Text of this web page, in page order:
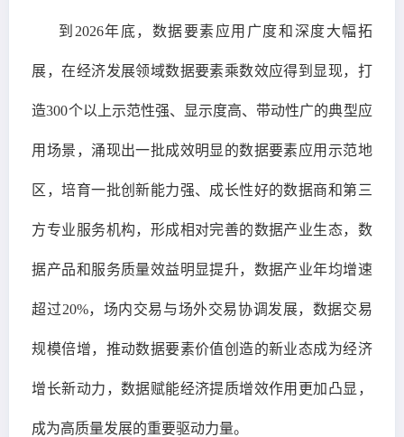
到2026年底，数据要素应用广度和深度大幅拓
展，在经济发展领域数据要素乘数效应得到显现，打
造300个以上示范性强、显示度高、带动性广的典型应
用场景，涌现出一批成效明显的数据要素应用示范地
区，培育一批创新能力强、成长性好的数据商和第三
方专业服务机构，形成相对完善的数据产业生态，数
据产品和服务质量效益明显提升，数据产业年均增速
超过20%，场内交易与场外交易协调发展，数据交易
规模倍增，推动数据要素价值创造的新业态成为经济
增长新动力，数据赋能经济提质增效作用更加凸显，
成为高质量发展的重要驱动力量。